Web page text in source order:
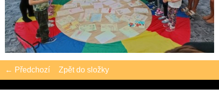
← Předchozí Zpět do složky